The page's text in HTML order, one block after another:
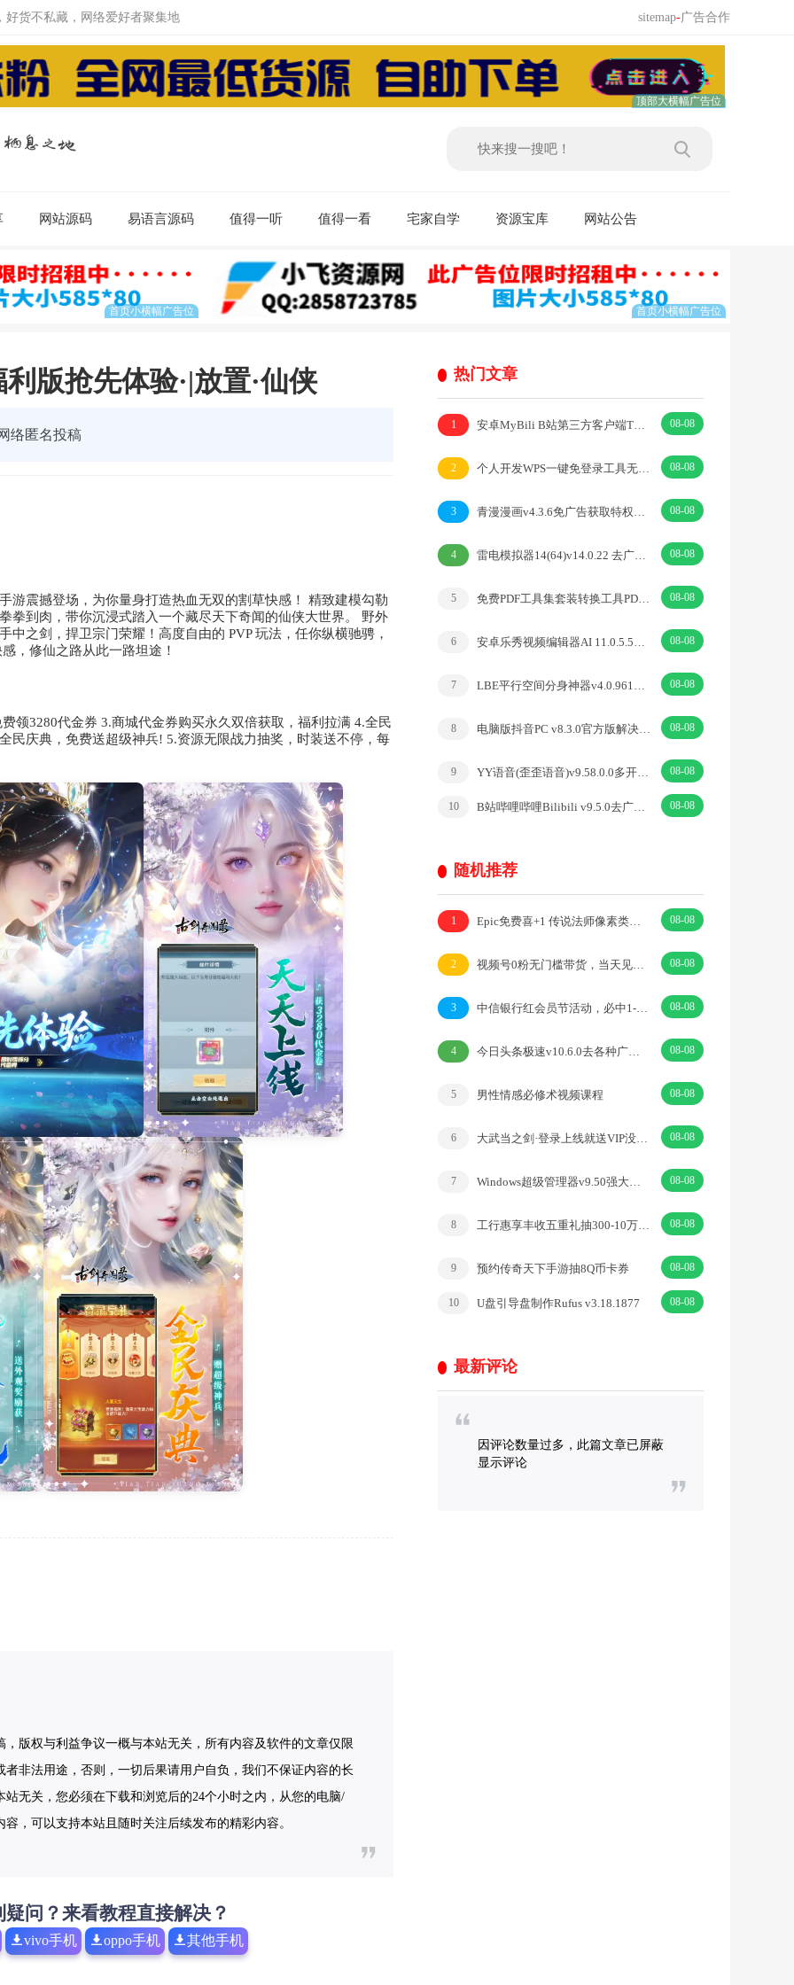
货不私藏，网络爱好者聚集地 sitemap-广告合作
网站源码 易语言源码 值得一听 值得一看 宅家自学 资源宝库 网站公告
版抢先体验·|放置·仙侠
络匿名投稿
游震撼登场，为你量身打造热血无双的割草快感！ 精致建模勾勒
拳到肉，带你沉浸式踏入一个藏尽天下奇闻的仙侠大世界。 野外
之剑，捍卫宗门荣耀！高度自由的 PVP 玩法，任你纵横驰骋，
，修仙之路从此一路坦途！
领3280代金券 3.商城代金券购买永久双倍获取，福利拉满 4.全民
民庆典，免费送超级神兵! 5.资源无限战力抽奖，时装送不停，每
版权与利益争议一概与本站无关，所有内容及软件的文章仅限
非法用途，否则，一切后果请用户自负，我们不保证内容的长
无关，您必须在下载和浏览后的24个小时之内，从您的电脑/
，可以支持本站且随时关注后续发布的精彩内容。
问？来看教程直接解决？
vivo手机 oppo手机 其他手机
热门文章
1 安卓MyBili B站第三方客户端TV版v1.6.9 08-08
2 个人开发WPS一键免登录工具无需登录账号 08-08
3 青漫漫画v4.3.6免广告获取特权重制修复版 08-08
4 雷电模拟器14(64)v14.0.22 去广告绿色纯净版 08-08
5 免费PDF工具集套装转换工具PDFgear v2.1.18 08-08
6 安卓乐秀视频编辑器AI 11.0.5.5去广告解锁VIP版 08-08
7 LBE平行空间分身神器v4.0.9612解锁vip专业版 08-08
8 电脑版抖音PC v8.3.0官方版解决网页切换烦恼 08-08
9 YY语音(歪歪语音)v9.58.0.0多开去广告绿色版 08-08
10 B站哔哩哔哩Bilibili v9.5.0去广告内置漫游模块版 08-08
随机推荐
1 Epic免费喜+1 传说法师像素类动作游戏 08-08
2 视频号0粉无门槛带货，当天见收益，日入1k 08-08
3 中信银行红会员节活动，必中1-666元天猫超市卡 08-08
4 今日头条极速v10.6.0去各种广告纯净版 08-08
5 男性情感必修术视频课程 08-08
6 大武当之剑·登录上线就送VIP没有最爽只有更爽·|回合·国风 08-08
7 Windows超级管理器v9.50强大系统管理神器 08-08
8 工行惠享丰收五重礼抽300-10万个i豆 可兑换微信立减金等等 08-08
9 预约传奇天下手游抽8Q币卡券 08-08
10 U盘引导盘制作Rufus v3.18.1877 08-08
最新评论
因评论数量过多，此篇文章已屏蔽
显示评论